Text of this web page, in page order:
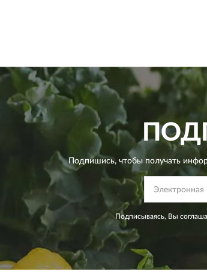
Подпишись, чтобы получать
Подписываясь, Вы